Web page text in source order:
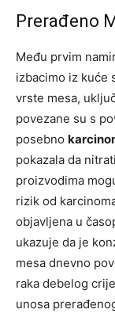
Prerađeno
Među prvim
izbacimo iz kuće
vrste mesa,
povezane su s
posebno
pokazala da
proizvodima
rizik od
objavljena u
ukazuje da je
mesa dnevno
raka debelog
unosa